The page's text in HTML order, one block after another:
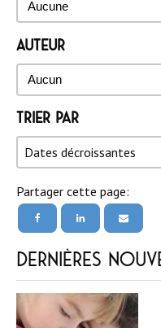
Auteur
Auteur
Auteur
Trier par
Trier par
Trier par
Dates décroissantes
Trier par
Partager cette page:
Dernières